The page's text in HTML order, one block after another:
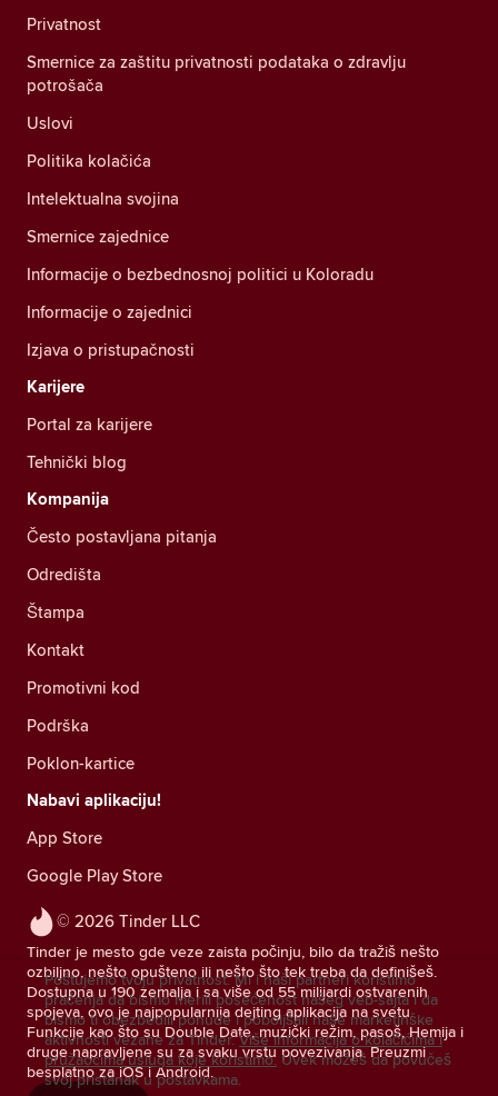
© 2026 Tinder LLC
Tinder je mesto gde veze zaista počinju, bilo da tražiš nešto
ozbiljno, nešto opušteno ili nešto što tek treba da definišeš.
Dostupna u 190 zemalja i sa više od 55 milijardi ostvarenih
spojeva, ovo je najpopularnija dejting aplikacija na svetu.
Funkcije kao što su Double Date, muzički režim, pasoš, Hemija i
druge napravljene su za svaku vrstu povezivanja. Preuzmi
besplatno za iOS i Android.
Privatnost
Smernice za zaštitu privatnosti podataka o zdravlju
potrošača
Uslovi
Politika kolačića
Intelektualna svojina
Smernice zajednice
Informacije o bezbednosnoj politici u Koloradu
Informacije o zajednici
Izjava o pristupačnosti
Karijere
Portal za karijere
Tehnički blog
Kompanija
Često postavljana pitanja
Odredišta
Štampa
Kontakt
Promotivni kod
Podrška
Poklon-kartice
Nabavi aplikaciju!
App Store
Google Play Store
Poštujemo tvoju privatnost. Mi i naši partneri koristimo
praćenja da bismo merili posećenost našeg veb-sajta i da
bismo ti obezbedili ponude i poboljšali naše marketinške
aktivnosti vezane za Tinder. Više informacija o kolačićima i
pružaocima usluga koje koristimo. Uvek možeš da povučeš
svoj pristanak u postavkama.